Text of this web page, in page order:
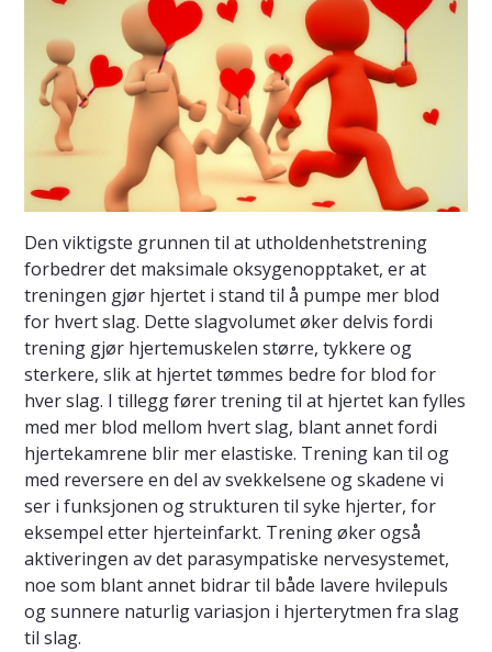
Den viktigste grunnen til at utholdenhetstrening
forbedrer det maksimale oksygenopptaket, er at
treningen gjør hjertet i stand til å pumpe mer blod
for hvert slag. Dette slagvolumet øker delvis fordi
trening gjør hjertemuskelen større, tykkere og
sterkere, slik at hjertet tømmes bedre for blod for
hver slag. I tillegg fører trening til at hjertet kan fylles
med mer blod mellom hvert slag, blant annet fordi
hjertekamrene blir mer elastiske. Trening kan til og
med reversere en del av svekkelsene og skadene vi
ser i funksjonen og strukturen til syke hjerter, for
eksempel etter hjerteinfarkt. Trening øker også
aktiveringen av det parasympatiske nervesystemet,
noe som blant annet bidrar til både lavere hvilepuls
og sunnere naturlig variasjon i hjerterytmen fra slag
til slag.